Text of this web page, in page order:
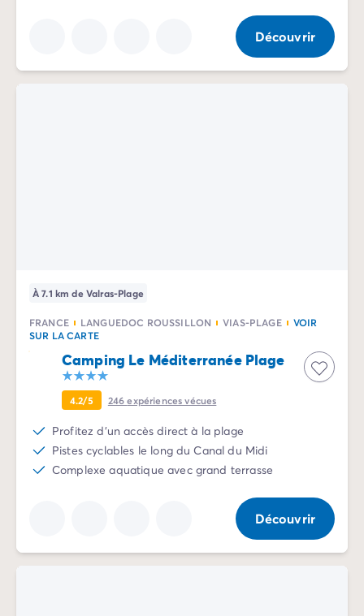
Découvrir
À 7.1 km de Valras-Plage
FRANCE LANGUEDOC ROUSSILLON VIAS-PLAGE
VOIR
SUR LA CARTE
Camping Le Méditerranée Plage
4.2/5 246expériences vécues
Profitez d'un accès direct à la plage
Pistes cyclables le long du Canal du Midi
Complexe aquatique avec grand terrasse
Découvrir